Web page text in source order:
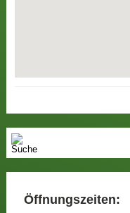
Öffnungszeiten: